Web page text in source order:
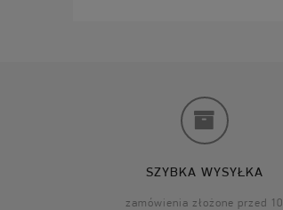
SZYBKA WYSYŁKA
zamówienia złożone przed 10